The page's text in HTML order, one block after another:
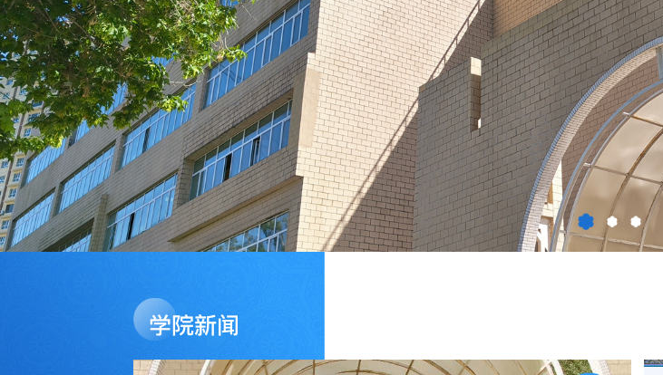
学院新闻